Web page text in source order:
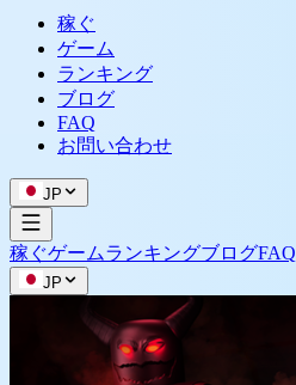
稼ぐ
ゲーム
ランキング
ブログ
FAQ
お問い合わせ
JP
稼ぐゲームランキングブログFAQ
JP